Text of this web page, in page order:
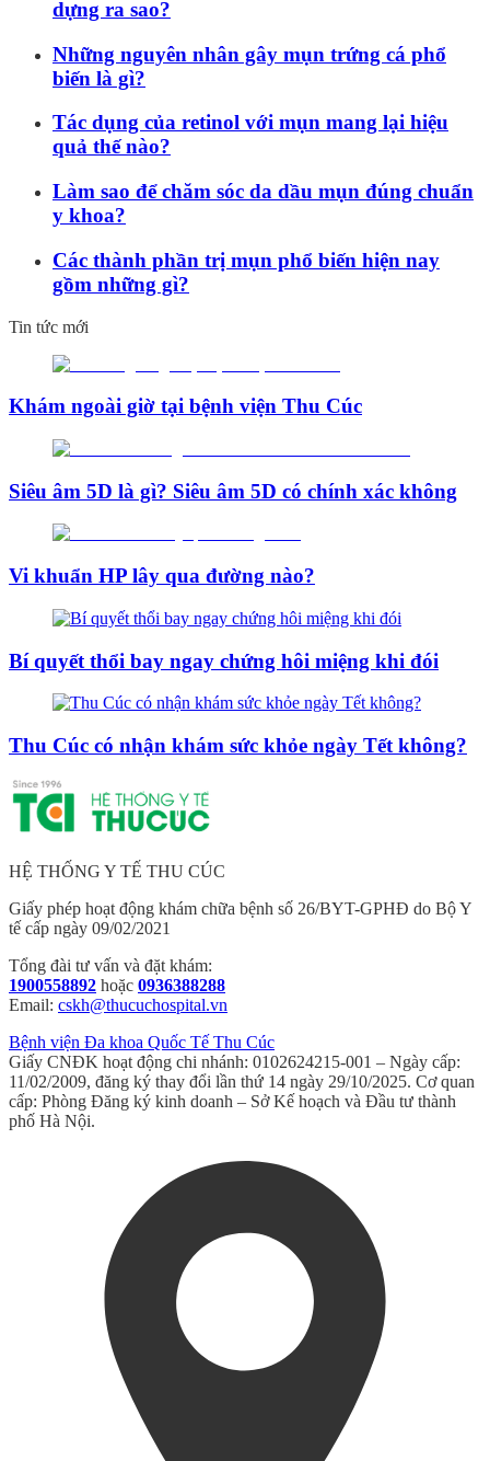
dựng ra sao?
Những nguyên nhân gây mụn trứng cá phổ
biến là gì?
Tác dụng của retinol với mụn mang lại hiệu
quả thế nào?
Làm sao để chăm sóc da dầu mụn đúng chuẩn
y khoa?
Các thành phần trị mụn phổ biến hiện nay
gồm những gì?
Tin tức mới
Khám ngoài giờ tại bệnh viện Thu Cúc
Siêu âm 5D là gì? Siêu âm 5D có chính xác không
Vi khuẩn HP lây qua đường nào?
Bí quyết thổi bay ngay chứng hôi miệng khi đói
Thu Cúc có nhận khám sức khỏe ngày Tết không?
HỆ THỐNG Y TẾ THU CÚC
Giấy phép hoạt động khám chữa bệnh số 26/BYT-GPHĐ do Bộ Y
tế cấp ngày 09/02/2021
Tổng đài tư vấn và đặt khám:
1900558892 hoặc 0936388288
Email: cskh@thucuchospital.vn
Bệnh viện Đa khoa Quốc Tế Thu Cúc
Giấy CNĐK hoạt động chi nhánh: 0102624215-001 – Ngày cấp:
11/02/2009, đăng ký thay đổi lần thứ 14 ngày 29/10/2025. Cơ quan
cấp: Phòng Đăng ký kinh doanh – Sở Kế hoạch và Đầu tư thành
phố Hà Nội.